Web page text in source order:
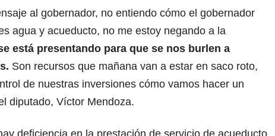
al gobernador, no entiendo cómo el gobernador
agua y acueducto, no me estoy negando a la
está presentando para que se nos burlen a
Son recursos que mañana van a estar en saco roto,
de nuestras inversiones cómo vamos hacer un
diputado, Víctor Mendoza.
deficiencia en la prestación de servicio de acueducto